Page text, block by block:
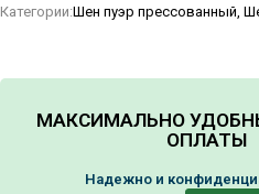
Категории:Шен пуэр прессованный,
МАКСИМАЛЬНО
ОПЛАТЫ
Надежно и